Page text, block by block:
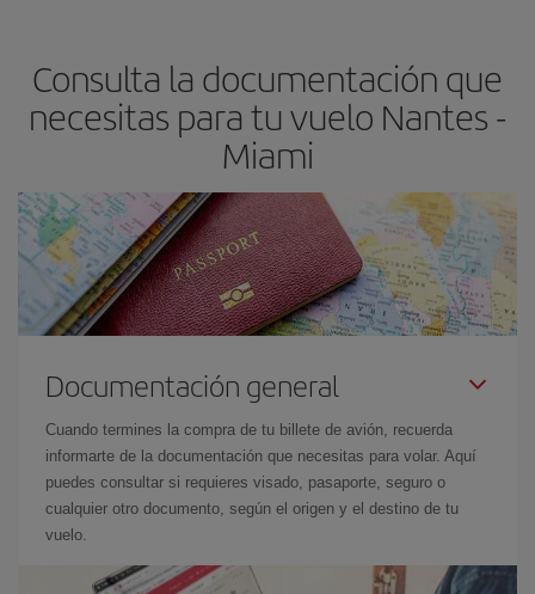
Consulta la documentación que
necesitas para tu vuelo Nantes -
Miami
Documentación general
Cuando termines la compra de tu billete de avión, recuerda
informarte de la documentación que necesitas para volar. Aquí
puedes consultar si requieres visado, pasaporte, seguro o
cualquier otro documento, según el origen y el destino de tu
vuelo.